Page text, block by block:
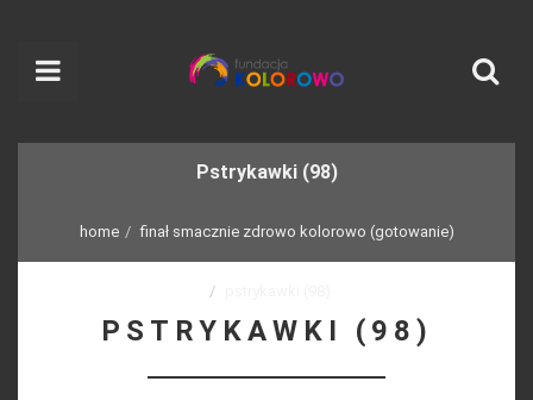
Pstrykawki (98)
home finał smacznie zdrowo kolorowo (gotowanie)
PSTRYKAWKI (98)